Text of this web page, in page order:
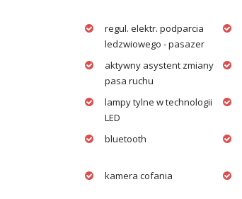
regul. elektr. podparcia
ledzwiowego - pasazer
aktywny asystent zmiany
pasa ruchu
lampy tylne w technologii
LED
bluetooth
kamera cofania